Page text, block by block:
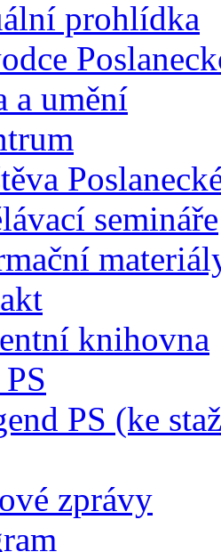
prohlídka
a umění
semináře
knihovna
PS (ke
zprávy